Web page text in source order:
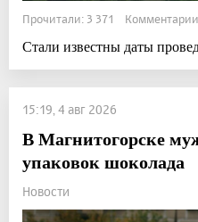
Прочитали: 3 371
Стали известны даты
15:19, 4 авг 2026
В Магнитогорске
упаковок шоколада
Новости